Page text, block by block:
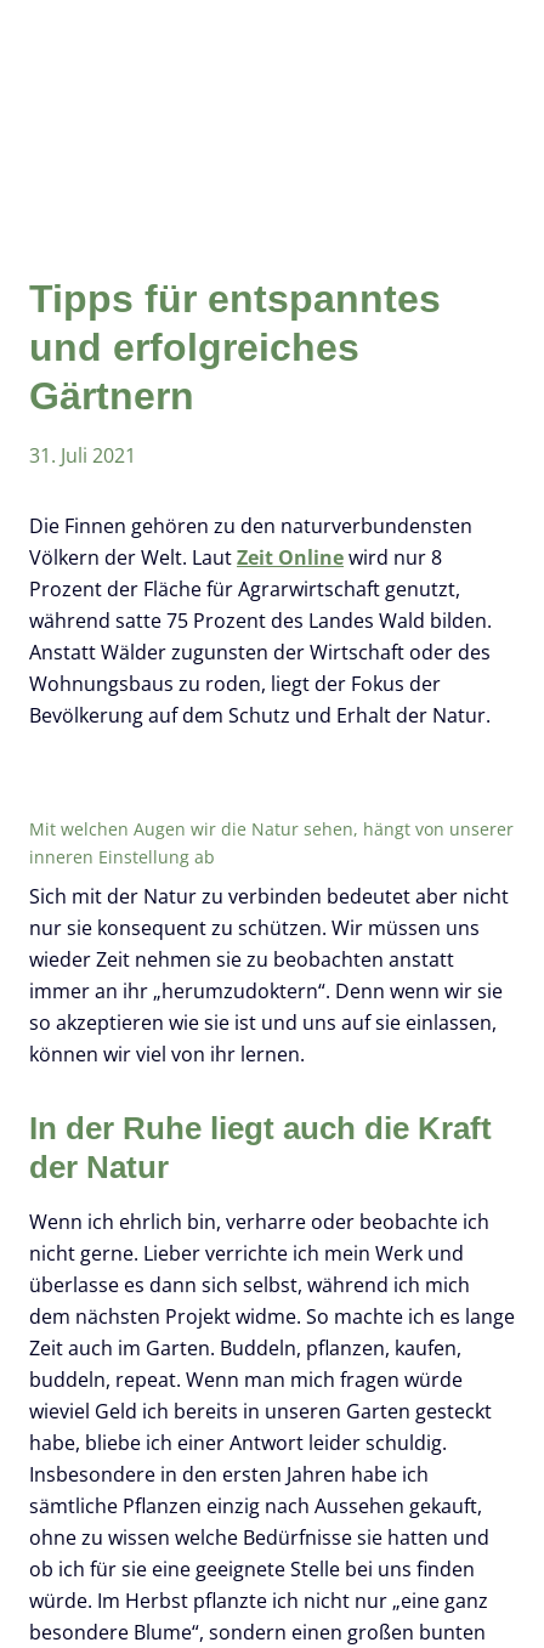
Tipps für entspanntes
und erfolgreiches
Gärtnern
31. Juli 2021
Die Finnen gehören zu den naturverbundensten
Völkern der Welt. LautZeit Onlinewird nur 8
Prozent der Fläche für Agrarwirtschaft genutzt,
während satte 75 Prozent des Landes Wald bilden.
Anstatt Wälder zugunsten der Wirtschaft oder des
Wohnungsbaus zu roden, liegt der Fokus der
Bevölkerung auf dem Schutz und Erhalt der Natur.
Mit welchen Augen wir die Natur sehen, hängt von unserer
inneren Einstellung ab
Sich mit der Natur zu verbinden bedeutet aber nicht
nur sie konsequent zu schützen. Wir müssen uns
wieder Zeit nehmen sie zu beobachten anstatt
immer an ihr „herumzudoktern“. Denn wenn wir sie
so akzeptieren wie sie ist und uns auf sie einlassen,
können wir viel von ihr lernen.
In der Ruhe liegt auch die Kraft
der Natur
Wenn ich ehrlich bin, verharre oder beobachte ich
nicht gerne. Lieber verrichte ich mein Werk und
überlasse es dann sich selbst, während ich mich
dem nächsten Projekt widme. So machte ich es lange
Zeit auch im Garten. Buddeln, pflanzen, kaufen,
buddeln, repeat. Wenn man mich fragen würde
wieviel Geld ich bereits in unseren Garten gesteckt
habe, bliebe ich einer Antwort leider schuldig.
Insbesondere in den ersten Jahren habe ich
sämtliche Pflanzen einzig nach Aussehen gekauft,
ohne zu wissen welche Bedürfnisse sie hatten und
ob ich für sie eine geeignete Stelle bei uns finden
würde. Im Herbst pflanzte ich nicht nur „eine ganz
besondere Blume“, sondern einen großen bunten